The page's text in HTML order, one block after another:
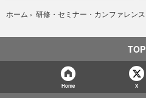
ホーム › 研修・セミナー・カンファレンス
TOP
Home X